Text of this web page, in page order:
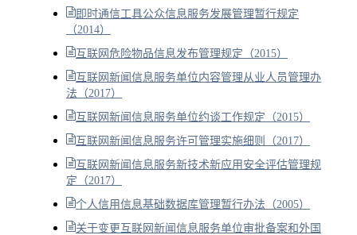
即时通信工具公众信息服务发展管理暂行规定
（2014）
互联网危险物品信息发布管理规定（2015）
互联网新闻信息服务单位内容管理从业人员管理办
法（2017）
互联网新闻信息服务单位约谈工作规定（2015）
互联网新闻信息服务许可管理实施细则（2017）
互联网新闻信息服务新技术新应用安全评估管理规
定（2017）
个人信用信息基础数据库管理暂行办法（2005）
关于变更互联网新闻信息服务单位审批备案和外国